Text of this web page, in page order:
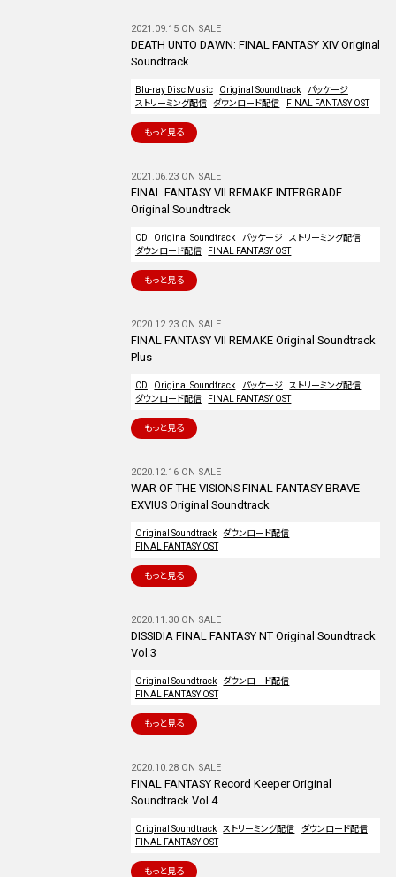
2021.09.15 ON SALE
DEATH UNTO DAWN: FINAL FANTASY XIV Original
Soundtrack
Blu-ray Disc Music Original Soundtrack
パッケージ
ストリーミング配信
ダウンロード配信 FINAL FANTASY OST
もっと見る
2021.06.23 ON SALE
FINAL FANTASY VII REMAKE INTERGRADE
Original Soundtrack
CD Original Soundtrack パッケージ
ストリーミング配信
ダウンロード配信
FINAL FANTASY OST
もっと見る
2020.12.23 ON SALE
FINAL FANTASY VII REMAKE Original Soundtrack
Plus
CD Original Soundtrack パッケージ
ストリーミング配信
ダウンロード配信
FINAL FANTASY OST
もっと見る
2020.12.16 ON SALE
WAR OF THE VISIONS FINAL FANTASY BRAVE
EXVIUS Original Soundtrack
Original Soundtrack
ダウンロード配信
FINAL FANTASY OST
もっと見る
2020.11.30 ON SALE
DISSIDIA FINAL FANTASY NT Original Soundtrack
Vol.3
Original Soundtrack
ダウンロード配信
FINAL FANTASY OST
もっと見る
2020.10.28 ON SALE
FINAL FANTASY Record Keeper Original
Soundtrack Vol.4
Original Soundtrack ストリーミング配信
ダウンロード配信
FINAL FANTASY OST
もっと見る